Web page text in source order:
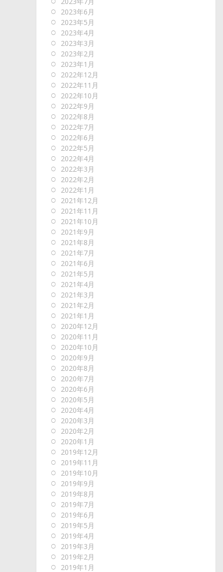
2023年6月
2023年5月
2023年4月
2023年3月
2023年2月
2023年1月
2022年12月
2022年11月
2022年10月
2022年9月
2022年8月
2022年7月
2022年6月
2022年5月
2022年4月
2022年3月
2022年2月
2022年1月
2021年12月
2021年11月
2021年10月
2021年9月
2021年8月
2021年7月
2021年6月
2021年5月
2021年4月
2021年3月
2021年2月
2021年1月
2020年12月
2020年11月
2020年10月
2020年9月
2020年8月
2020年7月
2020年6月
2020年5月
2020年4月
2020年3月
2020年2月
2020年1月
2019年12月
2019年11月
2019年10月
2019年9月
2019年8月
2019年7月
2019年6月
2019年5月
2019年4月
2019年3月
2019年2月
2019年1月